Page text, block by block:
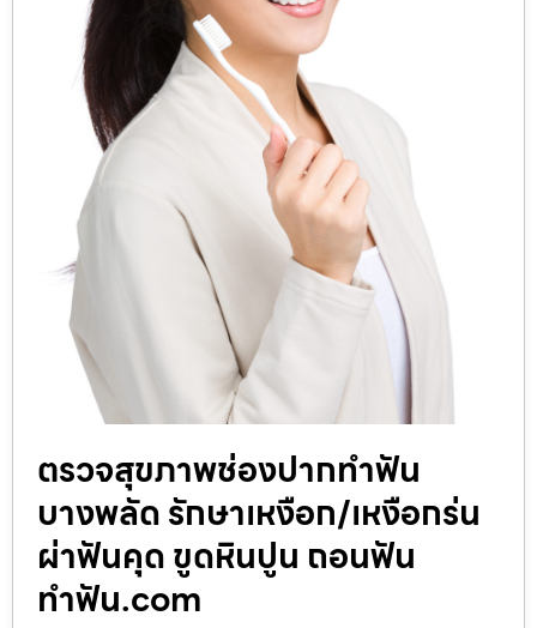
ตรวจสุขภาพช่องปากทำฟัน
บางพลัด รักษาเหงือก/เหงือกร่น
ผ่าฟันคุด ขูดหินปูน ถอนฟัน
ทำฟัน.com